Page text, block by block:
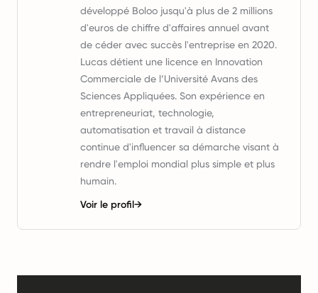
développé Boloo jusqu'à plus de 2 millions
d'euros de chiffre d'affaires annuel avant
de céder avec succès l'entreprise en 2020.
Lucas détient une licence en Innovation
Commerciale de l’Université Avans des
Sciences Appliquées. Son expérience en
entrepreneuriat, technologie,
automatisation et travail à distance
continue d'influencer sa démarche visant à
rendre l'emploi mondial plus simple et plus
humain.
Voir le profil→